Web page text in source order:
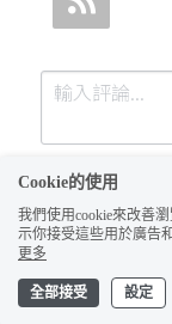
提交
Cookie的使用
我們使用cookie來改善
示你接受這些用於廣告
更多
全部接受 設定